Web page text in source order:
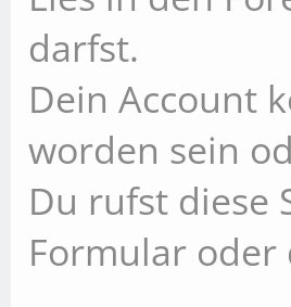
darfst.
Dein Account
worden sein
Du rufst diese
Formular